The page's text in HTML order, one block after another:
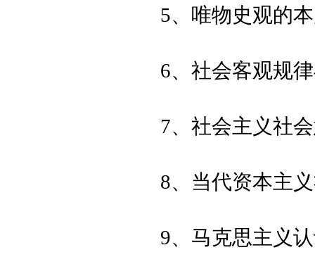
5、唯物史观的
6、社会客观规
7、社会主义社
8、当代资本主
9、马克思主义